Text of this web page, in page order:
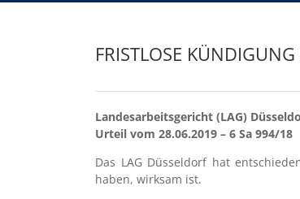
FRISTLOSE
Landesarbeitsgericht (LAG)
Urteil vom 28.06.2019 – 6 Sa 994/18
Das LAG Düsseldorf hat
haben, wirksam ist.